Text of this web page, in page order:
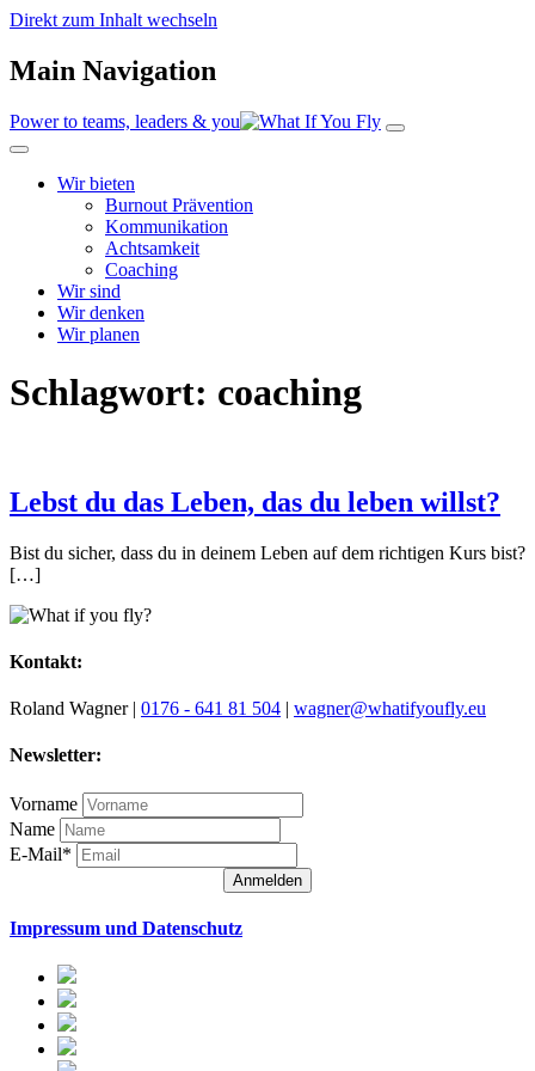
Direkt zum Inhalt wechseln
Main Navigation
Power to teams, leaders & you
Wir bieten
Burnout Prävention
Kommunikation
Achtsamkeit
Coaching
Wir sind
Wir denken
Wir planen
Schlagwort: coaching
Lebst du das Leben, das du leben willst?
Bist du sicher, dass du in deinem Leben auf dem richtigen Kurs bist?
[…]
Kontakt:
Roland Wagner | 0176 - 641 81 504 | wagner@whatifyoufly.eu
Newsletter:
Vorname
Name
E-Mail*
Anmelden
Impressum und Datenschutz